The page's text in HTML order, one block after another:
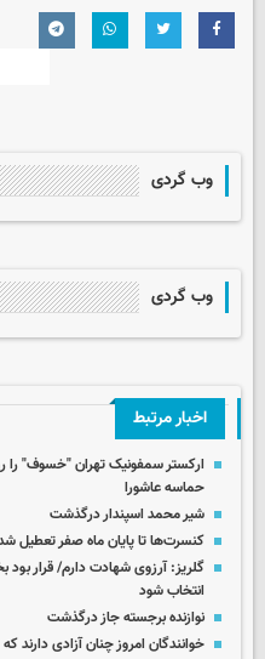
وب گردی
وب گردی
اخبار مرتبط
ارکستر سمفونیک تهران "خسوف" را
حماسه عاشورا
شیر محمد اسپندار درگذشت
کنسرت‌ها تا پایان ماه صفر تعطیل
گلریز: آرزوی شهادت دارم/ قرار بود
انتخاب شود
نوازنده برجسته جاز درگذشت
خوانندگان امروز چنان آزادی